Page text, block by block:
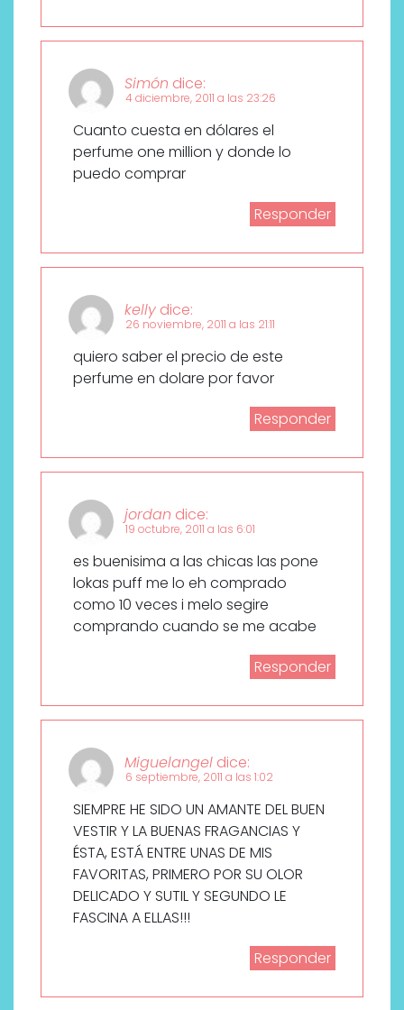
Simón dice:
4 diciembre, 2011 a las 23:26
Cuanto cuesta en dólares el
perfume one million y donde lo
puedo comprar
Responder
kelly dice:
26 noviembre, 2011 a las 21:11
quiero saber el precio de este
perfume en dolare por favor
Responder
jordan dice:
19 octubre, 2011 a las 6:01
es buenisima a las chicas las pone
lokas puff me lo eh comprado
como 10 veces i melo segire
comprando cuando se me acabe
Responder
Miguelangel dice:
6 septiembre, 2011 a las 1:02
SIEMPRE HE SIDO UN AMANTE DEL BUEN
VESTIR Y LA BUENAS FRAGANCIAS Y
ÉSTA, ESTÁ ENTRE UNAS DE MIS
FAVORITAS, PRIMERO POR SU OLOR
DELICADO Y SUTIL Y SEGUNDO LE
FASCINA A ELLAS!!!
Responder